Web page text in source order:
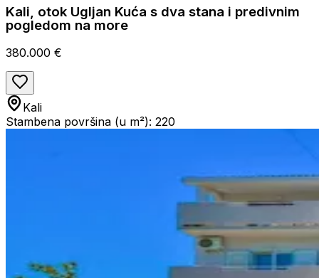
Kali, otok Ugljan Kuća s dva stana i predivnim
pogledom na more
380.000 €
Kali
Stambena površina (u m²): 220